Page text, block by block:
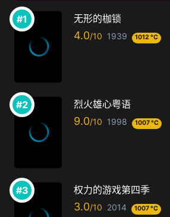
无形的枷锁
4.0 1939 1012 °C
烈火雄心粤语
9.0 1998 1007 °C
权力的游戏第四季
3.0 2014 1007 °C